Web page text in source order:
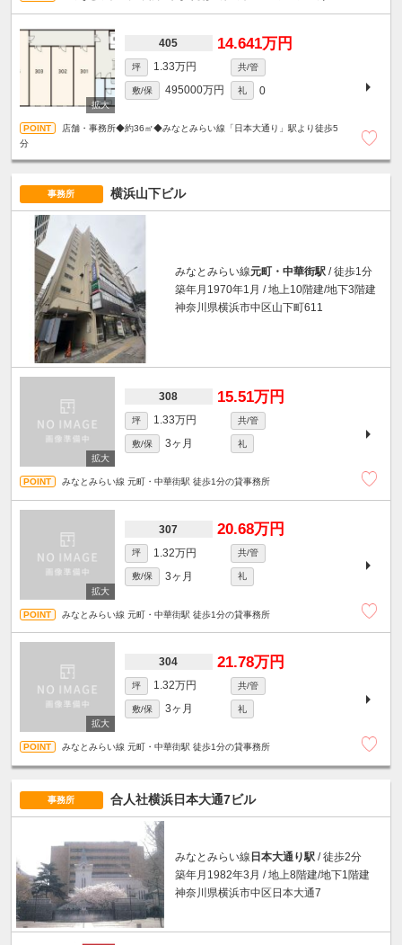
405 14.641万円
坪 1.33万円 共/管
敷/保 495000万円 礼 0
店舗・事務所◆約36㎡◆みなとみらい線「日本大通り」駅より徒歩5
分
事務所 横浜山下ビル
みなとみらい線元町・中華街駅 / 徒歩1分
築年月1970年1月 / 地上10階建/地下3階建
神奈川県横浜市中区山下町611
308 15.51万円
坪 1.33万円 共/管
敷/保 3ヶ月 礼
みなとみらい線 元町・中華街駅 徒歩1分の貸事務所
307 20.68万円
坪 1.32万円 共/管
敷/保 3ヶ月 礼
みなとみらい線 元町・中華街駅 徒歩1分の貸事務所
304 21.78万円
坪 1.32万円 共/管
敷/保 3ヶ月 礼
みなとみらい線 元町・中華街駅 徒歩1分の貸事務所
事務所 合人社横浜日本大通7ビル
みなとみらい線 日本大通り駅 / 徒歩2分
築年月1982年3月 / 地上8階建/地下1階建
神奈川県横浜市中区日本大通7